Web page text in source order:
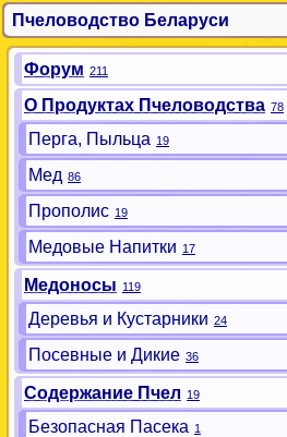
Пчеловодство Беларуси
Форум 211
О Продуктах Пчеловодства 78
Перга, Пыльца 19
Мед 86
Прополис 19
Медовые Напитки 17
Медоносы 119
Деревья и Кустарники 24
Посевные и Дикие 36
Содержание Пчел 19
Безопасная Пасека 1